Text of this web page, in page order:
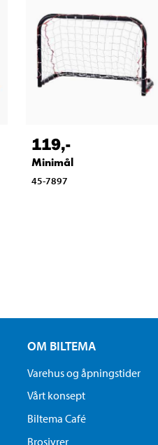
119,-
Minimål
45-7897
OM BILTEMA
Varehus og åpningstider
Vårt konsept
Biltema Café
Brosjyrer